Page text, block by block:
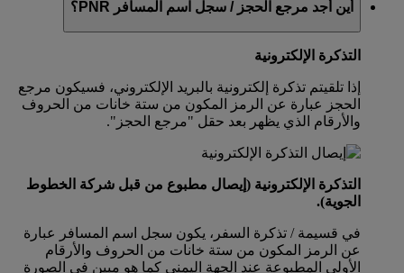
أين أجد مرجع الحجز / سجل اسم المسافر PNR؟
التذكرة الإلكترونية
إذا تلقيتم تذكرة إلكترونية بالبريد الإلكتروني، فسيكون مرجع
الحجز عبارة عن الرمز المكون من ستة خانات من الحروف
والأرقام الذي يظهر بعد حقل "مرجع الحجز".
التذكرة الإلكترونية (إيصال مطبوع من قبل شركة الخطوط
الجوية).
في قسيمة / تذكرة السفر، يكون سجل اسم المسافر عبارة
عن الرمز المكون من ستة خانات من الحروف والأرقام
الأولى المطبوعة عند الجهة اليمنى كما هو مبين في الصورة